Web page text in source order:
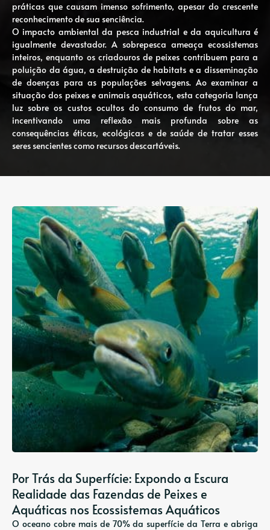
práticas que causam imenso sofrimento, apesar do crescente
reconhecimento de sua senciência.
O impacto ambiental da pesca industrial e da aquicultura é
igualmente devastador. A sobrepesca ameaça ecossistemas
inteiros, enquanto os criadouros de peixes contribuem para a
poluição da água, a destruição de habitats e a disseminação
de doenças para as populações selvagens. Ao examinar a
situação dos peixes e animais aquáticos, esta categoria lança
luz sobre os custos ocultos do consumo de frutos do mar,
incentivando uma reflexão mais profunda sobre as
consequências éticas, ecológicas e de saúde de tratar esses
seres sencientes como recursos descartáveis.
Por Trás da Superfície: Expondo a Escura
Realidade das Fazendas de Peixes e
Aquáticas nos Ecossistemas Aquáticos
O oceano cobre mais de 70% da superfície da Terra e abriga